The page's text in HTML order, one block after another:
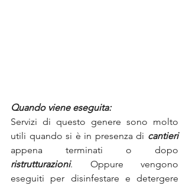
Quando viene eseguita:
Servizi di questo genere sono molto
utili quando si è in presenza di cantieri
ristrutturazioni. Oppure vengono
eseguiti per disinfestare e detergere